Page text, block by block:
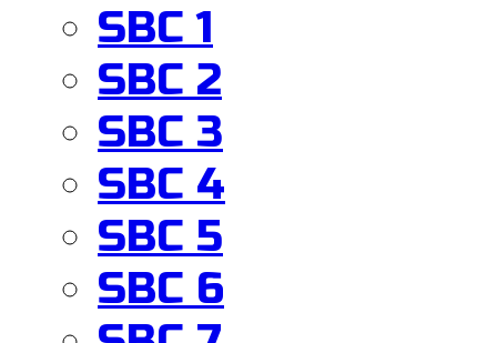
SBC 1
SBC 2
SBC 3
SBC 4
SBC 5
SBC 6